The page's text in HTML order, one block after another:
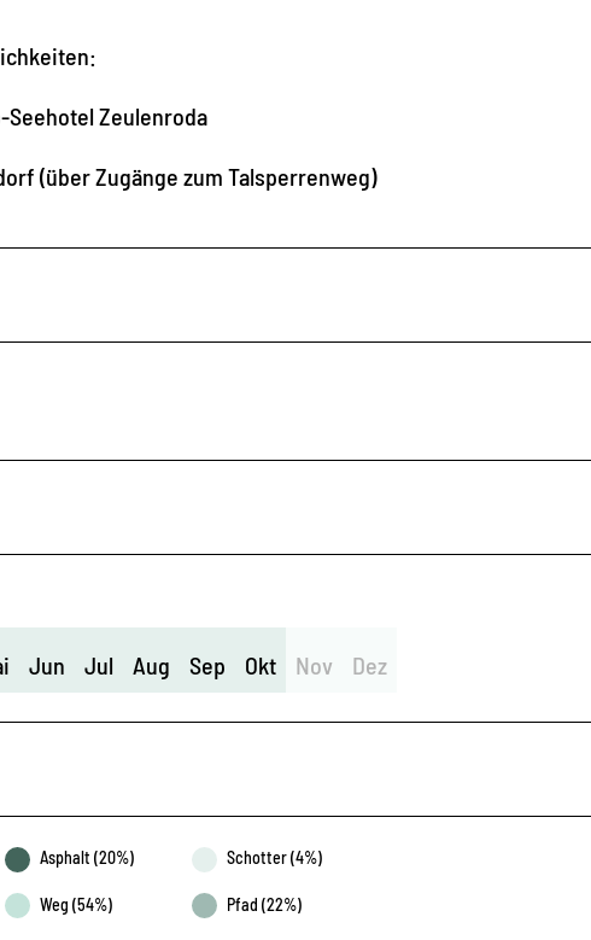
Seehotel Zeulenroda
(über Zugänge zum Talsperrenweg)
Jun Jul Aug Sep Okt Nov Dez
Asphalt (20%) Schotter (4%)
Weg (54%) Pfad (22%)